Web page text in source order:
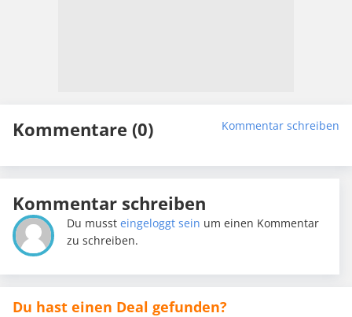
Kommentare (0) Kommentar schreiben
Kommentar schreiben
Du mussteingeloggt sein um einen Kommentar
zu schreiben.
Du hast einen Deal gefunden?